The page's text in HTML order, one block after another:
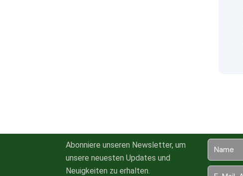
Abonniere unseren Newsletter, um
unsere neuesten Updates und
Neuigkeiten zu erhalten.